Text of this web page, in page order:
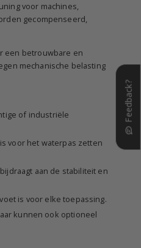
voor machines,
gecompenseerd,
een betrouwbare en
mechanische belasting
of industriële
voor het waterpas zetten
aan de stabiliteit en
is voor elke toepassing.
kunnen ook optioneel
Feedback?